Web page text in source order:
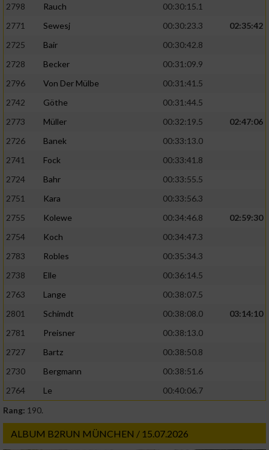
2798 Rauch
00:30:15.1
2771
Sewesj 00:30:23.3
02:35:42
2725
Bair
00:30:42.8
2728
Becker
00:31:09.9
2796
Von Der Mülbe
00:31:41.5
2742
Göthe
00:31:44.5
2773
Müller 00:32:19.5
02:47:06
2726
Banek
00:33:13.0
2741
Fock
00:33:41.8
2724
Bahr
00:33:55.5
2751
Kara
00:33:56.3
2755
Kolewe 00:34:46.8
02:59:30
2754
Koch
00:34:47.3
2783
Robles
00:35:34.3
2738
Elle
00:36:14.5
2763
Lange
00:38:07.5
2801
Schimdt 00:38:08.0
03:14:10
2781
Preisner
00:38:13.0
2727
Bartz
00:38:50.8
2730
Bergmann
00:38:51.6
2764
Le
00:40:06.7
Rang: 190.
ALBUM B2RUN MÜNCHEN / 15.07.2026